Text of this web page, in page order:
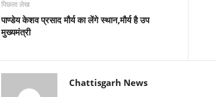
पिछला लेख
पाण्डेय केशव प्रसाद मौर्य का लेंगे स्थान,मौर्य है उप
मुख्यमंत्री
Chattisgarh News